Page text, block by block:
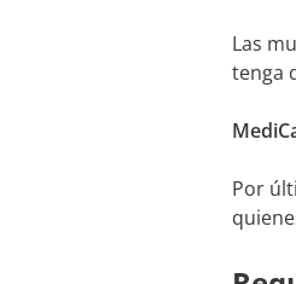
Las
tenga
Por